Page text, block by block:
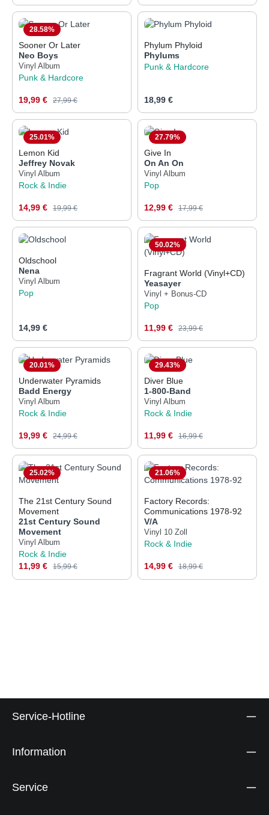
28.58%
Sooner Or Later
Neo Boys
Vinyl Album
Punk & Hardcore
Verkaufspreis:
19,99 € Regulärer Preis:
27,99 €
Phylum Phyloid
Phylums
Punk & Hardcore
Regulärer Preis:
18,99 €
25.01%
Lemon Kid
Jeffrey Novak
Vinyl Album
Rock & Indie
Verkaufspreis:
14,99 € Regulärer Preis:
19,99 €
27.79%
Give In
On An On
Vinyl Album
Pop
Verkaufspreis:
12,99 € Regulärer Preis:
17,99 €
Oldschool
Nena
Vinyl Album
Pop
Regulärer Preis:
14,99 €
50.02%
Fragrant World (Vinyl+CD)
Yeasayer
Vinyl + Bonus-CD
Pop
Verkaufspreis:
11,99 € Regulärer Preis:
23,99 €
20.01%
Underwater Pyramids
Badd Energy
Vinyl Album
Rock & Indie
Verkaufspreis:
19,99 € Regulärer Preis:
24,99 €
29.43%
Diver Blue
1-800-Band
Vinyl Album
Rock & Indie
Verkaufspreis:
11,99 € Regulärer Preis:
16,99 €
25.02%
The 21st Century Sound
Movement
21st Century Sound
Movement
Vinyl Album
Rock & Indie
Verkaufspreis:
11,99 € Regulärer Preis:
15,99 €
21.06%
Factory Records:
Communications 1978-92
V/A
Vinyl 10 Zoll
Rock & Indie
Verkaufspreis:
14,99 € Regulärer Preis:
18,99 €
Service-Hotline
Information
Service